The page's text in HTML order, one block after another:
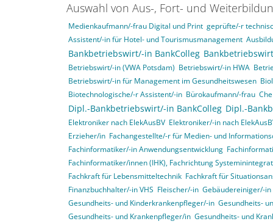
Auswahl von Aus-, Fort- und
Medienkaufmann/-frau Digital und Print geprüfte/-r
Assistent/-in für Hotel- und Tourismusmanagement
Bankbetriebswirt/-in BankColleg
Betriebswirt/-in (VWA Potsdam) Betriebswirt/-in HWA
Betriebswirt/-in für Management im Gesundheitswesen
Biotechnologische/-r Assistent/-in Bürokaufmann/-frau
Dipl.-Bankbetriebswirt/-in BankColleg Dipl.-
Elektroniker nach ElekAusBV Elektroniker/-in nach
Erzieher/in Fachangestellte/-r für Medien- und
Fachinformatiker/-in Anwendungsentwicklung
Fachinformatiker/innen (IHK), Fachrichtung
Fachkraft für Lebensmitteltechnik Fachkraft für
Finanzbuchhalter/-in VHS Fleischer/-in Gebäudereiniger/-in
Gesundheits- und Kinderkrankenpfleger/-in Gesundheits-
Gesundheits- und Krankenpfleger/in Gesundheits- und